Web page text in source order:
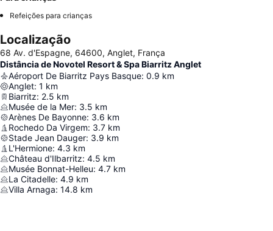
Refeições para crianças
Localização
68 Av. d'Espagne, 64600, Anglet, França
Distância de Novotel Resort & Spa Biarritz Anglet
Aéroport De Biarritz Pays Basque: 0.9 km
Anglet: 1 km
Biarritz: 2.5 km
Musée de la Mer: 3.5 km
Arènes De Bayonne: 3.6 km
Rochedo Da Virgem: 3.7 km
Stade Jean Dauger: 3.9 km
L'Hermione: 4.3 km
Château d'Ilbarritz: 4.5 km
Musée Bonnat-Helleu: 4.7 km
La Citadelle: 4.9 km
Villa Arnaga: 14.8 km